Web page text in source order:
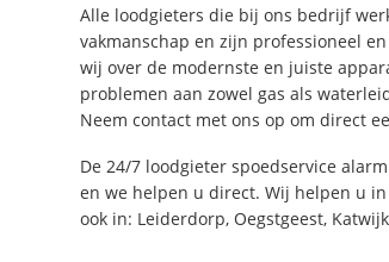
Alle loodgieters die bij ons bedrijf
vakmanschap en zijn professioneel
wij over de modernste en juiste
problemen aan zowel gas als
Neem contact met ons op om direct
De 24/7 loodgieter spoedservice
en we helpen u direct. Wij helpen u
ook in: Leiderdorp, Oegstgeest,